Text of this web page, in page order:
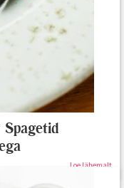
Spagetid
Loe lähemalt